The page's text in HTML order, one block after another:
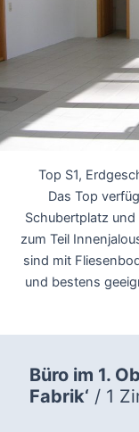
Top S1,
Das Top
Schubertplatz
zum Teil
sind mit
und bestens
Büro im 1.
Fabrik‘ / 1